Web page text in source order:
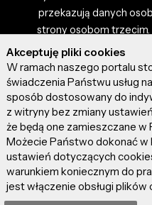
przekazują danych
strony osobom trzecim.
zdjęciami i
własnością
portalu nie ponosi
prezentowane przez
artykuł, zgadzasz się
ponosisz
umieszczone przez
Szczegóły
© 2026 altao.pl.
Akceptuję pliki cookies
W ramach naszego portalu
świadczenia Państwu usług
sposób dostosowany do
z witryny bez zmiany
że będą one zamieszczane
Możecie Państwo dokonać w
ustawień dotyczących
warunkiem koniecznym do
jest włączenie obsługi plików